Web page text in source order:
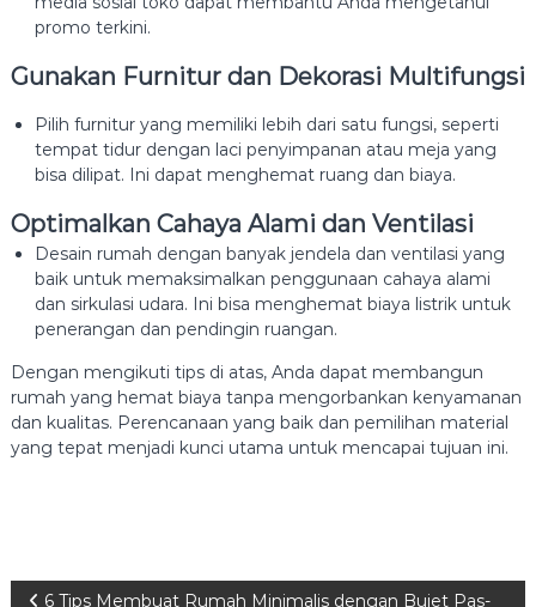
promo terkini.
Gunakan Furnitur dan Dekorasi Multifungsi
Pilih furnitur yang memiliki lebih dari satu fungsi, seperti
tempat tidur dengan laci penyimpanan atau meja yang
bisa dilipat. Ini dapat menghemat ruang dan biaya.
Optimalkan Cahaya Alami dan Ventilasi
Desain rumah dengan banyak jendela dan ventilasi yang
baik untuk memaksimalkan penggunaan cahaya alami
dan sirkulasi udara. Ini bisa menghemat biaya listrik untuk
penerangan dan pendingin ruangan.
Dengan mengikuti tips di atas, Anda dapat membangun
rumah yang hemat biaya tanpa mengorbankan kenyamanan
dan kualitas. Perencanaan yang baik dan pemilihan material
yang tepat menjadi kunci utama untuk mencapai tujuan ini.
6 Tips Membuat Rumah Minimalis dengan Bujet Pas-